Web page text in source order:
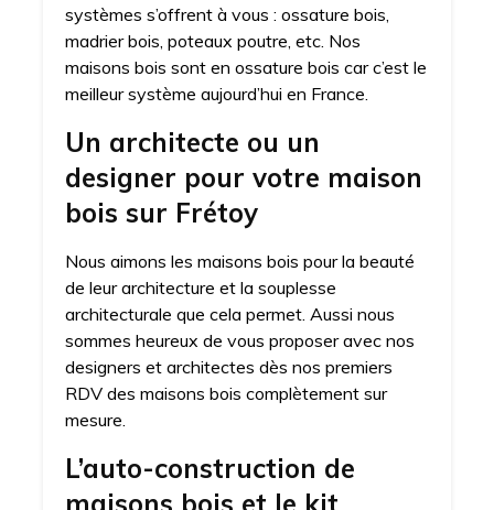
systèmes s’offrent à vous : ossature bois,
madrier bois, poteaux poutre, etc. Nos
maisons bois sont en ossature bois car c’est le
meilleur système aujourd’hui en France.
Un architecte ou un
designer pour votre maison
bois sur Frétoy
Nous aimons les maisons bois pour la beauté
de leur architecture et la souplesse
architecturale que cela permet. Aussi nous
sommes heureux de vous proposer avec nos
designers et architectes dès nos premiers
RDV des maisons bois complètement sur
mesure.
L’auto-construction de
maisons bois et le kit